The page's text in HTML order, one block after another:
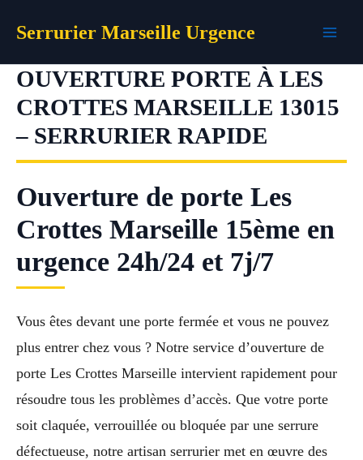
Serrurier Marseille Urgence
OUVERTURE PORTE À LES
CROTTES MARSEILLE 13015
– SERRURIER RAPIDE
Ouverture de porte Les
Crottes Marseille 15ème en
urgence 24h/24 et 7j/7
Vous êtes devant une porte fermée et vous ne pouvez
plus entrer chez vous ? Notre service d’ouverture de
porte Les Crottes Marseille intervient rapidement pour
résoudre tous les problèmes d’accès. Que votre porte
soit claquée, verrouillée ou bloquée par une serrure
défectueuse, notre artisan serrurier met en œuvre des